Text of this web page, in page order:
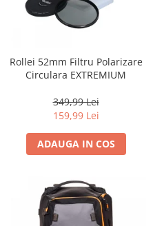
Rollei 52mm Filtru Polarizare
Circulara EXTREMIUM
349,99 Lei
159,99 Lei
ADAUGA IN COS